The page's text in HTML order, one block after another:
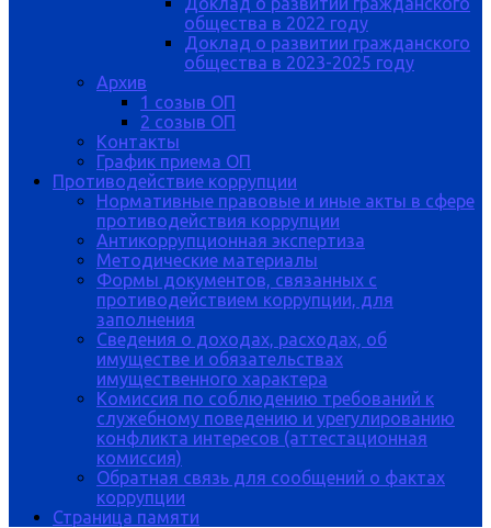
общества в 2022 году
Доклад о развитии гражданского
общества в 2023-2025 году
Архив
1 созыв ОП
2 созыв ОП
Контакты
График приема ОП
Противодействие коррупции
Нормативные правовые и иные акты в сфере
противодействия коррупции
Антикоррупционная экспертиза
Методические материалы
Формы документов, связанных с
противодействием коррупции, для
заполнения
Сведения о доходах, расходах, об
имуществе и обязательствах
имущественного характера
Комиссия по соблюдению требований к
служебному поведению и урегулированию
конфликта интересов (аттестационная
комиссия)
Обратная связь для сообщений о фактах
коррупции
Страница памяти